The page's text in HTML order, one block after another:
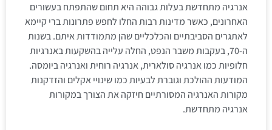
אנרגיה מתחדשת בעלות גבוהה היא תחום שהתפתח בעשורים
האחרונים, כאשר מדינות רבות החלו לחפש פתרונות ברי קיימא
לאתגרים הסביבתיים והכלכליים שהן מתמודדות איתם. בשנות
ה-70, בעקבות משבר הנפט, החלה עלייה בהשקעות באנרגיות
חלופיות כמו אנרגיה סולארית, אנרגיה רוחית ואנרגיה ביומסה.
המודעות ההולכת וגוברת לבעיות כמו שינויי אקלים והזדקנות
מקורות האנרגיה המסורתיים חיזקה את הצורך במקורות
אנרגיה מתחדשת.